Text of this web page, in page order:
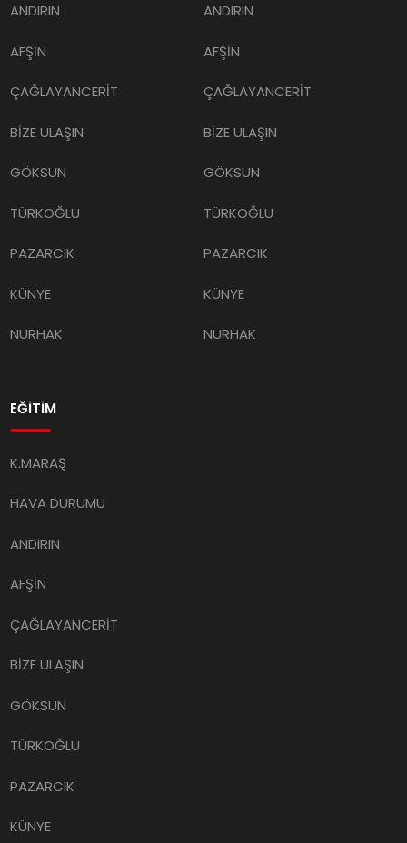
ANDIRIN
AFŞİN
ÇAĞLAYANCERİT
BİZE ULAŞIN
GÖKSUN
TÜRKOĞLU
PAZARCIK
KÜNYE
NURHAK
ANDIRIN
AFŞİN
ÇAĞLAYANCERİT
BİZE ULAŞIN
GÖKSUN
TÜRKOĞLU
PAZARCIK
KÜNYE
NURHAK
EĞİTİM
K.MARAŞ
HAVA DURUMU
ANDIRIN
AFŞİN
ÇAĞLAYANCERİT
BİZE ULAŞIN
GÖKSUN
TÜRKOĞLU
PAZARCIK
KÜNYE